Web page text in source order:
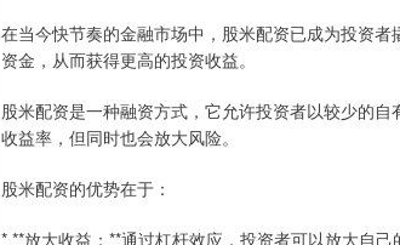
在当今快节奏的金融市场中，股米配资已成为投资
资金，从而获得更高的投资收益。
股米配资是一种融资方式，它允许投资者以较少的
收益率，但同时也会放大风险。
股米配资的优势在于：
* **放大收益：**通过杠杆效应，投资者可以放大自己